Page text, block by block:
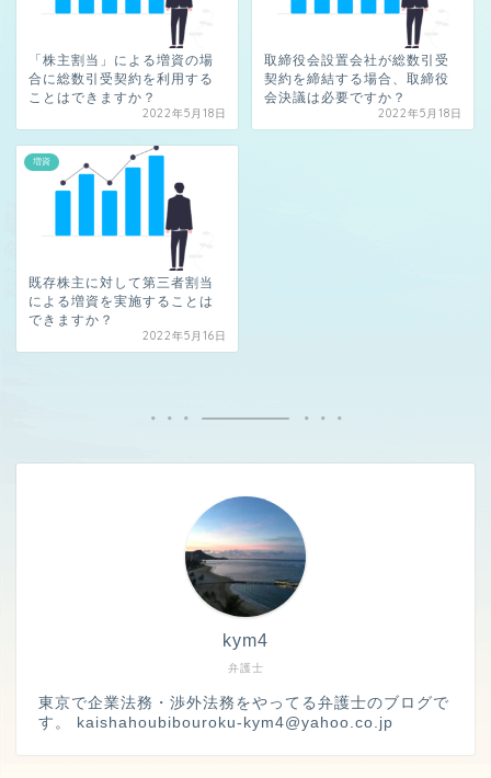
「株主割当」による増資の場
合に総数引受契約を利用する
ことはできますか？
2022年5月18日
取締役会設置会社が総数引受
契約を締結する場合、取締役
会決議は必要ですか？
2022年5月18日
増資
既存株主に対して第三者割当
による増資を実施することは
できますか？
2022年5月16日
弁護士
kym4
東京で企業法務・渉外法務をやってる弁護士のブログで
す。 kaishahoubibouroku-kym4@yahoo.co.jp